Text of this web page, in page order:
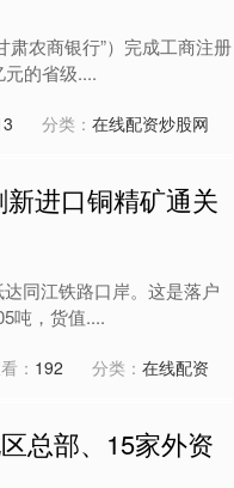
肃农商银行”）完成工商注册
的省级....
分类： 在线配资炒股网
进口铜精矿通关
同江铁路口岸。这是落户
吨，货值....
： 192 分类： 在线配资
总部、15家外资